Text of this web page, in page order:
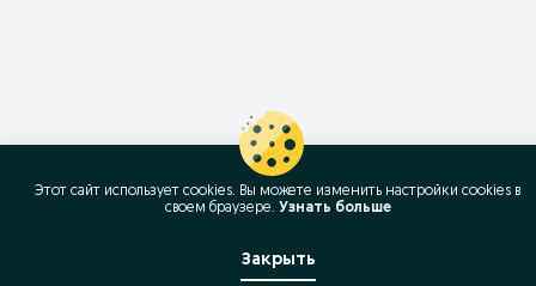
Этот сайт использует cookies. Вы можете изменить настройки cookies в
своeм браузере. Узнать больше
Закрыть